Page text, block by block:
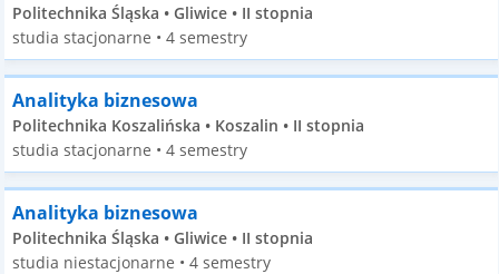
Politechnika Śląska • Gliwice • II stopnia
studia stacjonarne • 4 semestry
Analityka biznesowa
Politechnika Koszalińska • Koszalin • II stopnia
studia stacjonarne • 4 semestry
Analityka biznesowa
Politechnika Śląska • Gliwice • II stopnia
studia niestacjonarne • 4 semestry